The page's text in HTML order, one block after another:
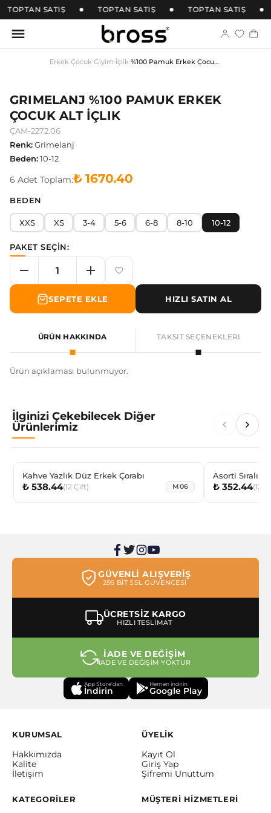
TOPTAN SATIŞ TOPTAN SATIŞ TOPTAN SATIŞ
Erkek Çocuk Giyim›İçlik› %100 Pamuk Erkek Çocuk Alt İçlik
GRIMELANJ %100 PAMUK ERKEK
ÇOCUK ALT İÇLIK
ÇAM-2272.06
Renk:Grimelanj
Beden:10-12
6 Adet Toplam:₺ 1670.40
BEDEN
XXS XS 3-4 5-6 6-8 8-10 10-12
PAKET SEÇİN:
SEPETE EKLE HIZLI SATIN AL
ÜRÜN HAKKINDA TAKSIT SEÇENEKLERI
Ürün açıklaması bulunmuyor.
İlginizi Çekebilecek Diğer
Ürünlerimiz
Kahve Yazlık Düz Erkek Çorabı
₺ 538.44(12 Çift) M06
Asorti Sıralı
Step
₺ 352.44(12
GÜVENLİ ALIŞVERİŞ
256 BİT SSL GÜVENCESİ
ÜCRETSİZ KARGO
HIZLI TESLİMAT
İADE VE DEĞİŞİM
İADE VE DEĞİŞİM YOKTUR
App Store'dan
İndirin
Hemen indirin
Google Play
KURUMSAL
Hakkımızda
Kalite
İletişim
ÜYELİK
Kayıt Ol
Giriş Yap
Şifremi Unuttum
KATEGORİLER MÜŞTERİ HİZMETLERİ